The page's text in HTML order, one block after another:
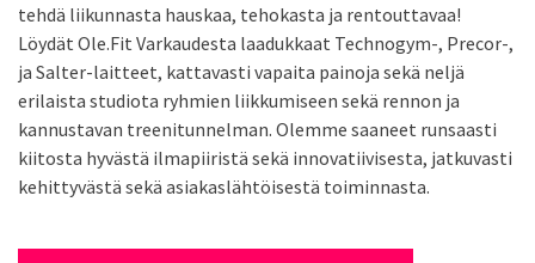
tehdä liikunnasta hauskaa, tehokasta ja rentouttavaa!
Löydät Ole.Fit Varkaudesta laadukkaat Technogym-, Precor-,
ja Salter-laitteet, kattavasti vapaita painoja sekä neljä
erilaista studiota ryhmien liikkumiseen sekä rennon ja
kannustavan treenitunnelman. Olemme saaneet runsaasti
kiitosta hyvästä ilmapiiristä sekä innovatiivisesta, jatkuvasti
kehittyvästä sekä asiakaslähtöisestä toiminnasta.